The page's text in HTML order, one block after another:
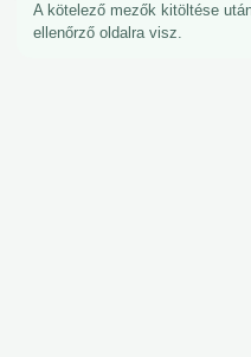
A kötelező mezők kitöltése
ellenőrző oldalra visz.